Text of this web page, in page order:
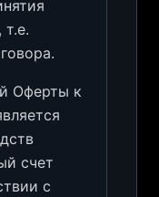
Оферты к
счет
с